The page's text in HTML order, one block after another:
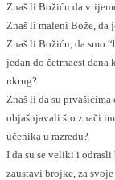
Znaš li Božiću da
Znaš li maleni Bože, da
Znaš li Božiću, da smo
jedan do četrnaest
ukrug?
Znaš li da su
objašnjavali što znači
učenika u razredu?
I da su se veliki i
zaustavi brojke, za